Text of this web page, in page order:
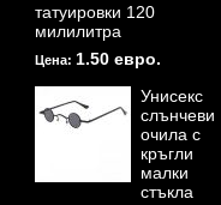
татуировки 120
милилитра
Цена: 1.50 евро.
Унисекс
слънчеви
очила с
кръгли
малки
стъкла